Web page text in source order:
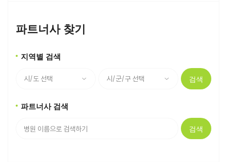
파트너사 찾기
지역별 검색
검색
파트너사 검색
검색